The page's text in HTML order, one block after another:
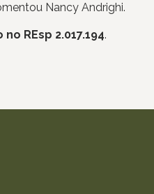
Nancy Andrighi.
REsp 2.017.194.